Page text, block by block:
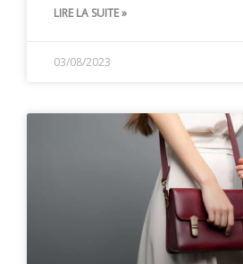
LIRE LA SUITE »
03/08/2023